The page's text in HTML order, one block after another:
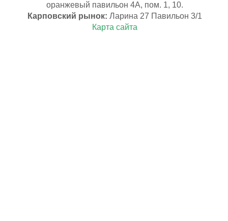
оранжевый павильон 4А, пом. 1, 10.
Карповский рынок: Ларина 27 Павильон 3/1
Карта сайта